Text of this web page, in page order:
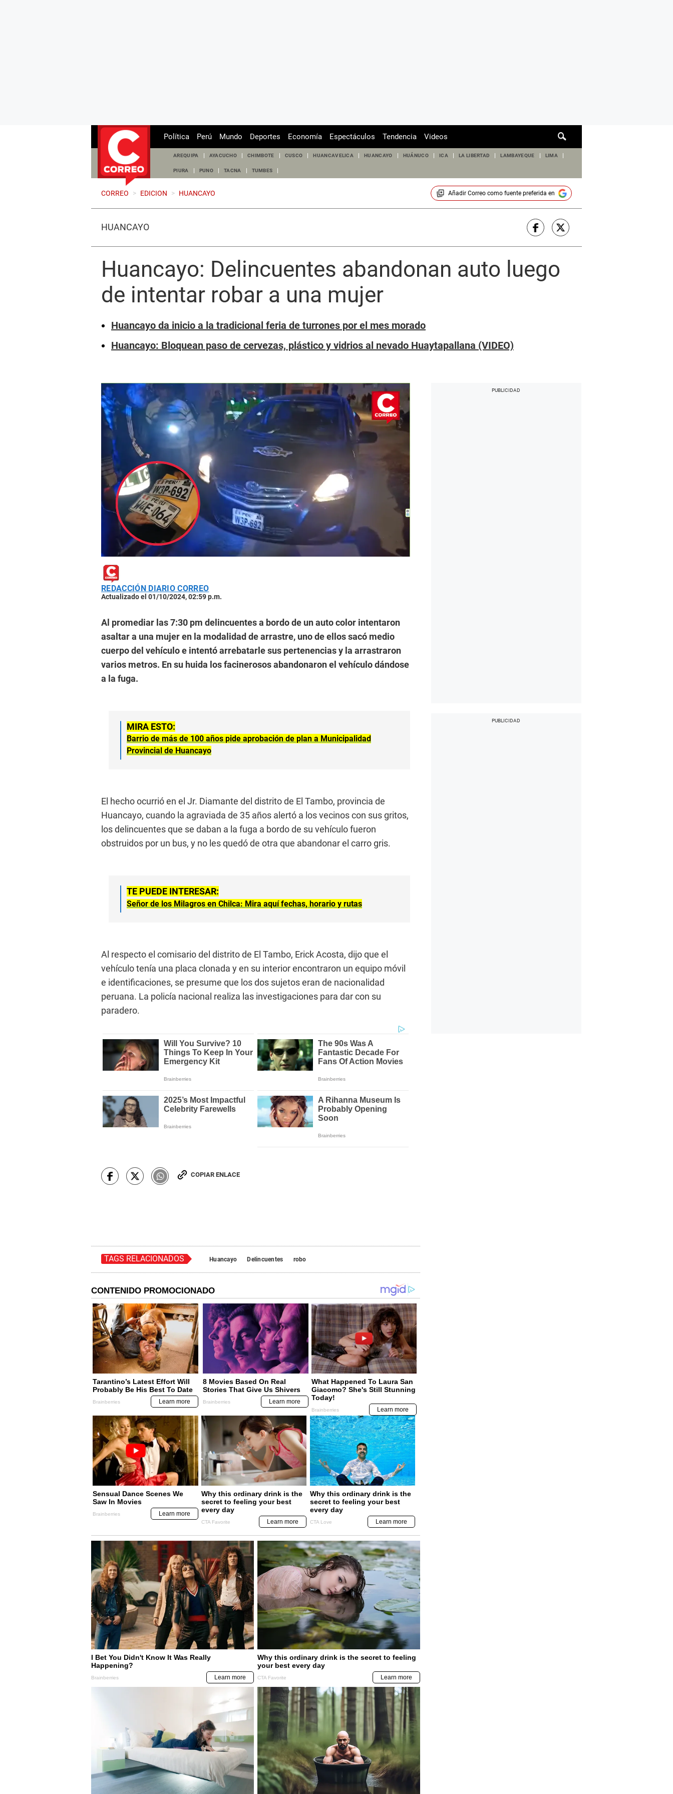
de
Política Perú Mundo Deportes Economía Espectáculos Tendencia Videos
AREQUIPA AYACUCHO CHIMBOTE CUSCO HUANCAVELICA HUANCAYO HUÁNUCO ICA LA LIBERTAD LAMBAYEQUE LIMA
PIURA PUNO TACNA TUMBES
CORREO > EDICION > HUANCAYO Añadir Correocomo fuente preferida en
HUANCAYO
Huancayo: Delincuentes abandonan auto luego
de intentar robar a una mujer
Huancayo da inicio a la tradicional feria de turrones por el mes morado
Huancayo: Bloquean paso de cervezas, plástico y vidrios al nevado Huaytapallana (VIDEO)
REDACCIÓN DIARIO CORREO
Actualizado el 01/10/2024, 02:59 p.m.
Al promediar las 7:30 pm delincuentes a bordo de un auto color intentaron
asaltar a una mujer en la modalidad de arrastre, uno de ellos sacó medio
cuerpo del vehículo e intentó arrebatarle sus pertenencias y la arrastraron
varios metros. En su huida los facinerosos abandonaron el vehículo dándose
a la fuga.
MIRA ESTO:
Barrio de más de 100 años pide aprobación de plan a Municipalidad
Provincial de Huancayo
El hecho ocurrió en el Jr. Diamante del distrito de El Tambo, provincia de
Huancayo, cuando la agraviada de 35 años alertó a los vecinos con sus gritos,
los delincuentes que se daban a la fuga a bordo de su vehículo fueron
obstruidos por un bus, y no les quedó de otra que abandonar el carro gris.
TE PUEDE INTERESAR:
Señor de los Milagros en Chilca: Mira aquí fechas, horario y rutas
Al respecto el comisario del distrito de El Tambo, Erick Acosta, dijo que el
vehículo tenía una placa clonada y en su interior encontraron un equipo móvil
e identificaciones, se presume que los dos sujetos eran de nacionalidad
peruana. La policía nacional realiza las investigaciones para dar con su
paradero.
COPIAR ENLACE
TAGS RELACIONADOS Huancayo Delincuentes robo